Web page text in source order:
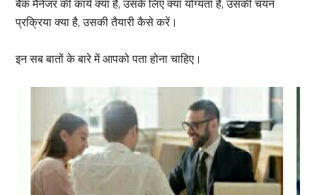
बैंक मैनेजर की कार्य क्या है, उसके लिए क्या योग्यता है, उसकी चयन
प्रक्रिया क्या है, उसकी तैयारी कैसे करें।
इन सब बातों के बारे में आपको पता होना चाहिए।